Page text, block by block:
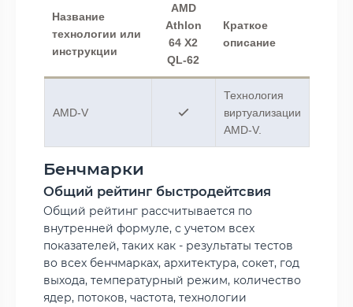
Название
технологии или
инструкции
AMD
Athlon
64 X2
QL-62
Краткое
описание
AMD-V
Технология
виртуализации
AMD-V.
Бенчмарки
Общий рейтинг быстродейтсвия
Общий рейтинг рассчитывается по
внутренней формуле, с учетом всех
показателей, таких как - результаты тестов
во всех бенчмарках, архитектура, сокет, год
выхода, температурный режим, количество
ядер, потоков, частота, технологии